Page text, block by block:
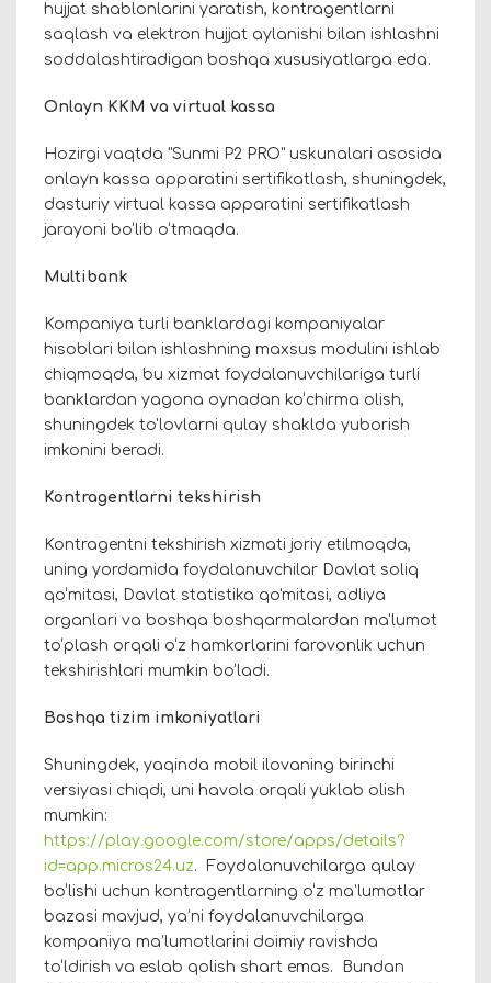
hujjat shablonlarini yaratish, kontragentlarni
saqlash va elektron hujjat aylanishi bilan ishlashni
soddalashtiradigan boshqa xususiyatlarga eda.
Onlayn KKM va virtual kassa
Hozirgi vaqtda "Sunmi P2 PRO" uskunalari asosida
onlayn kassa apparatini sertifikatlash, shuningdek,
dasturiy virtual kassa apparatini sertifikatlash
jarayoni bo‘lib o‘tmaqda.
Multibank
Kompaniya turli banklardagi kompaniyalar
hisoblari bilan ishlashning maxsus modulini ishlab
chiqmoqda, bu xizmat foydalanuvchilariga turli
banklardan yagona oynadan ko‘chirma olish,
shuningdek to'lovlarni qulay shaklda yuborish
imkonini beradi.
Kontragentlarni tekshirish
Kontragentni tekshirish xizmati joriy etilmoqda,
uning yordamida foydalanuvchilar Davlat soliq
qo‘mitasi, Davlat statistika qo'mitasi, adliya
organlari va boshqa boshqarmalardan ma'lumot
to‘plash orqali o‘z hamkorlarini farovonlik uchun
tekshirishlari mumkin bo‘ladi.
Boshqa tizim imkoniyatlari
Shuningdek, yaqinda mobil ilovaning birinchi
versiyasi chiqdi, uni havola orqali yuklab olish
mumkin:
https://play.google.com/store/apps/details?
id=app.micros24.uz. Foydalanuvchilarga qulay
bo‘lishi uchun kontragentlarning o‘z ma’lumotlar
bazasi mavjud, ya’ni foydalanuvchilarga
kompaniya ma’lumotlarini doimiy ravishda
to‘ldirish va eslab qolish shart emas. Bundan